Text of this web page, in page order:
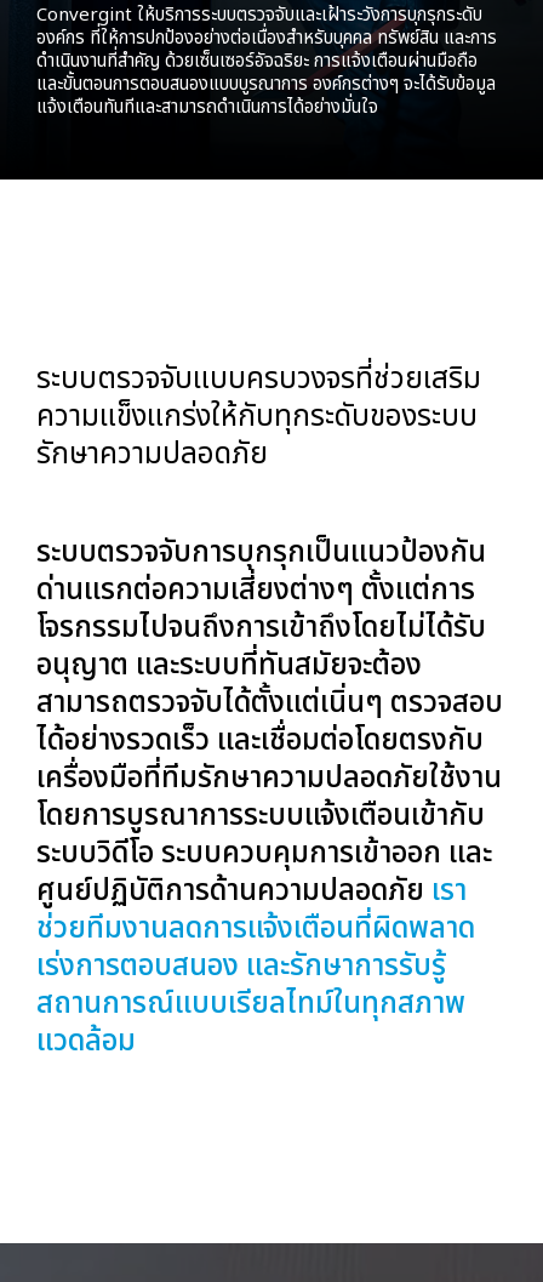
Convergint ให้บริการระบบตรวจจับและเฝ้าระวังการบุกรุกระดับ
องค์กร ที่ให้การปกป้องอย่างต่อเนื่องสำหรับบุคคล ทรัพย์สิน และการ
ดำเนินงานที่สำคัญ ด้วยเซ็นเซอร์อัจฉริยะ การแจ้งเตือนผ่านมือถือ
และขั้นตอนการตอบสนองแบบบูรณาการ องค์กรต่างๆ จะได้รับข้อมูล
แจ้งเตือนทันทีและสามารถดำเนินการได้อย่างมั่นใจ
ระบบตรวจจับแบบครบวงจรที่ช่วยเสริม
ความแข็งแกร่งให้กับทุกระดับของระบบ
รักษาความปลอดภัย
ระบบตรวจจับการบุกรุกเป็นแนวป้องกัน
ด่านแรกต่อความเสี่ยงต่างๆ ตั้งแต่การ
โจรกรรมไปจนถึงการเข้าถึงโดยไม่ได้รับ
อนุญาต และระบบที่ทันสมัยจะต้อง
สามารถตรวจจับได้ตั้งแต่เนิ่นๆ ตรวจสอบ
ได้อย่างรวดเร็ว และเชื่อมต่อโดยตรงกับ
เครื่องมือที่ทีมรักษาความปลอดภัยใช้งาน
โดยการบูรณาการระบบแจ้งเตือนเข้ากับ
ระบบวิดีโอ ระบบควบคุมการเข้าออก และ
ศูนย์ปฏิบัติการด้านความปลอดภัย เรา
ช่วยทีมงานลดการแจ้งเตือนที่ผิดพลาด
เร่งการตอบสนอง และรักษาการรับรู้
สถานการณ์แบบเรียลไทม์ในทุกสภาพ
แวดล้อม